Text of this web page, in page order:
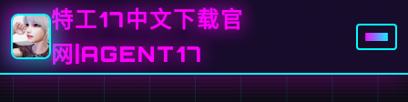
特工17中文下载官
网|AGENT17